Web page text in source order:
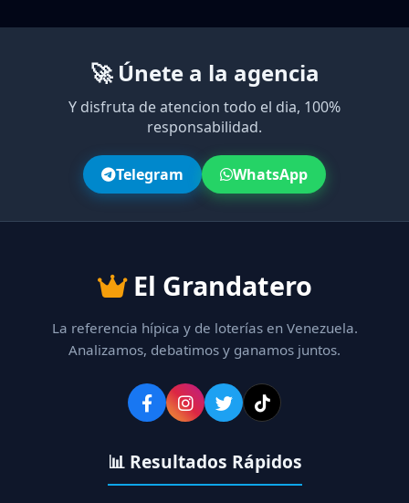
🚀 Únete a la agencia
Y disfruta de atencion todo el dia, 100%
responsabilidad.
Telegram WhatsApp
El Grandatero
La referencia hípica y de loterías en Venezuela.
Analizamos, debatimos y ganamos juntos.
📊 Resultados Rápidos